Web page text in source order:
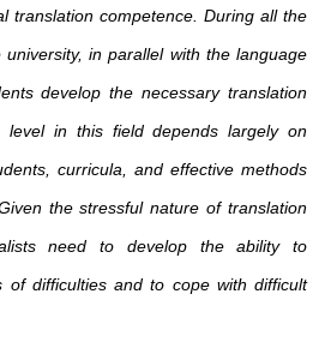
translation competence. During all the
in parallel with the language
develop the necessary translation
level in this field depends largely on
curricula, and effective methods
the stressful nature of translation
need to develop the ability to
of difficulties and to cope with difficult